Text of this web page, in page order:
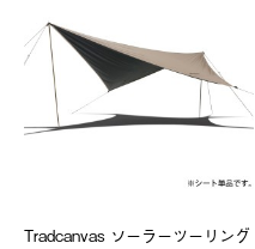
Tradcanvas ソーラーツーリング